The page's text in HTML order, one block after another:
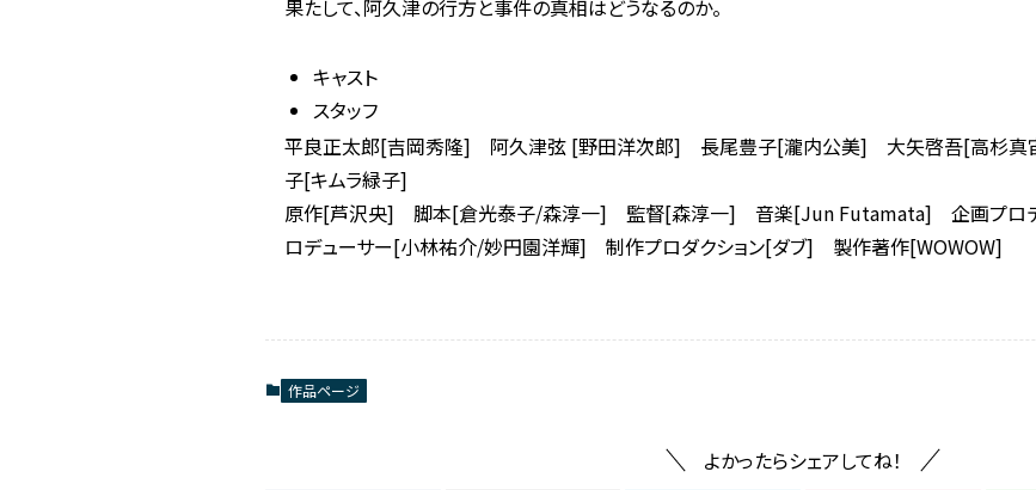
果たして、阿久津の行方と事件の真相はどうなるのか。
キャスト
スタッフ
平良正太郎[吉岡秀隆] 阿久津弦 [野田洋次郎] 長尾豊子[瀧内公美] 大矢啓吾[高杉
子[キムラ緑子]
原作[芦沢央] 脚本[倉光泰子/森淳一] 監督[森淳一] 音楽[Jun Futamata] 企画プロ
ロデューサー[小林祐介/妙円園洋輝] 制作プロダクション[ダブ] 製作著作[WOWOW]
作品ページ
よかったらシェアしてね！